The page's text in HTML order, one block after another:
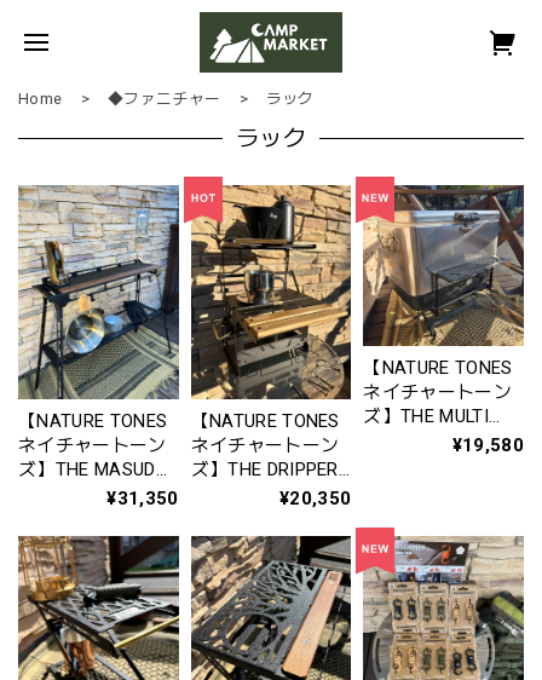
Home ◆ファニチャー ラック
ラック
【NATURE TONES
ネイチャートーン
ズ】THE MASUDA
STAND マスダスタ
体＋アンダーラッ
ク＋真鍮ハンガ
ー〉サテンブラッ
ク
¥31,350
【NATURE TONES
ネイチャートーン
ズ】THE DRIPPER
BOX ドリッパーボ
※asigrip_sc無し
¥20,350
【NATURE TONES
ネイチャートーン
ズ】THE MULTI
STAND Ⅳ マルチ
¥19,580